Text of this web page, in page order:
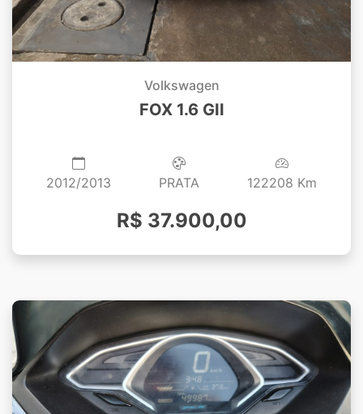
Volkswagen
FOX 1.6 GII
2012/2013 PRATA 122208 Km
R$ 37.900,00